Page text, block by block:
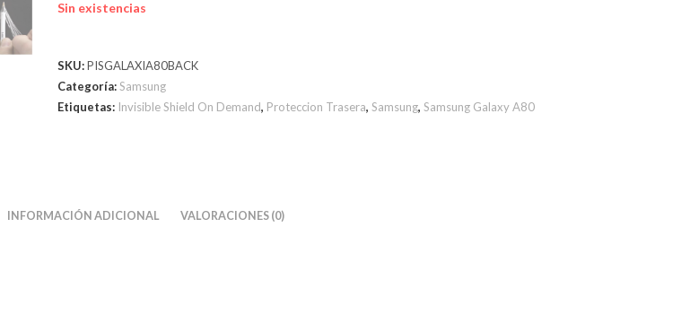
Sin existencias
SKU:PISGALAXIA80BACK
Categoría:Samsung
Etiquetas: Invisible Shield On Demand, Proteccion Trasera, Samsung, Samsung Galaxy A80
INFORMACIÓN ADICIONAL VALORACIONES (0)